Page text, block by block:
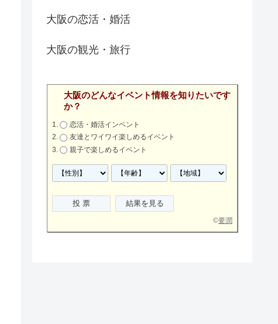
大阪の恋活・婚活
大阪の観光・旅行
大阪のどんなイベント情報を知りたいです
か？
恋活・婚活インベント
友達とワイワイ楽しめるイベント
親子で楽しめるイベント
©要潤